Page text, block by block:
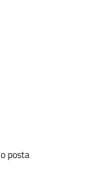
posta